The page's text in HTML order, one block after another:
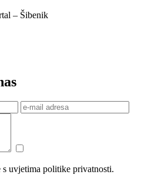
– Šibenik
s uvjetima politike privatnosti.